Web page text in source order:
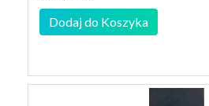
Dodaj do Koszyka